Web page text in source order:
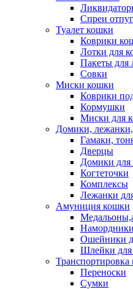
Спреи
Туалет кошки
Коврики
Лотки для
Пакеты для
Совки
Миски кошки
Коврики
Кормушки
Миски для
Домики,
Гамаки,
Дверцы
Домики для
Когтеточки
Комплексы
Лежанки
Амуниция кошки
Ошейники
Шлейки для
Транспортировка
Переноски
Сумки